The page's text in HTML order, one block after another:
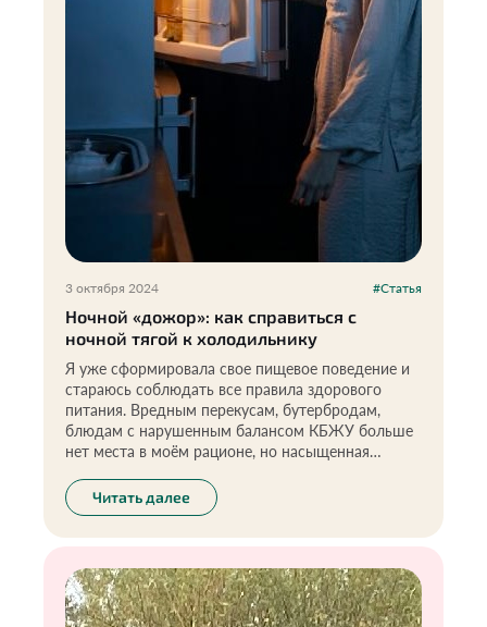
3 октября 2024 #Статья
Ночной «дожор»: как справиться с
ночной тягой к холодильнику
Я уже сформировала свое пищевое поведение и
стараюсь соблюдать все правила здорового
питания. Вредным перекусам, бутербродам,
блюдам с нарушенным балансом КБЖУ больше
нет места в моём рационе, но насыщенная
коррективы. И, признаюсь честно, у меня тоже
бывают сбои. Думаю, всем знакома ситуация,
когда днём ты стараешься питаться правильно, а
съесть что-нибудь неполезное. Почему именно
перед сном появляется чувство голода, как его
можно обмануть, и какие способы помогают мне
Читать далее